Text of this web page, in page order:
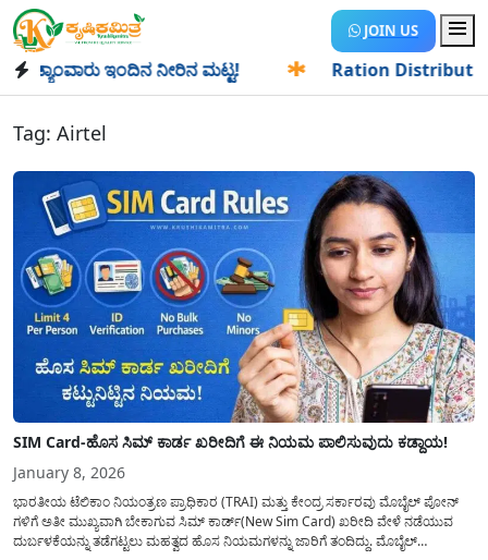
JOIN US
ಇಂದಿನ ನೀರಿನ ಮಟ್ಟ! Ration Distribution-
Tag: Airtel
SIM Card-ಹೊಸ ಸಿಮ್ ಕಾರ್ಡ ಖರೀದಿಗೆ ಈ ನಿಯಮ ಪಾಲಿಸುವುದು ಕಡ್ದಾಯ!
January 8, 2026
ಭಾರತೀಯ ಟೆಲಿಕಾಂ ನಿಯಂತ್ರಣ ಪ್ರಾಧಿಕಾರ (TRAI) ಮತ್ತು ಕೇಂದ್ರ ಸರ್ಕಾರವು ಮೊಬೈಲ್ ಪೋನ್
ಗಳಿಗೆ ಅತೀ ಮುಖ್ಯವಾಗಿ ಬೇಕಾಗುವ ಸಿಮ್ ಕಾರ್ಡ್(New Sim Card) ಖರೀದಿ ವೇಳೆ ನಡೆಯುವ
ದುರ್ಬಳಕೆಯನ್ನು ತಡೆಗಟ್ಟಲು ಮಹತ್ವದ ಹೊಸ ನಿಯಮಗಳನ್ನು ಜಾರಿಗೆ ತಂದಿದ್ದು. ಮೊಬೈಲ್‌